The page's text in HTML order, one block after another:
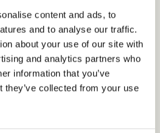
content and ads, to
and to analyse our traffic.
about your use of our site with
and analytics partners who
information that you’ve
they’ve collected from your use
–
Top "Pippi unter Palmen" -
Weiß
PIPPI LANGSTRUMPF
46.95 EUR
GRÖSSE WÄHLEN